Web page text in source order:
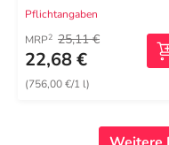
Pflichtangaben
MRP2 25,11 €
22,68 €
(756,00 €/1 l)